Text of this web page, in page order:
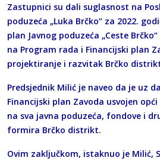
Zastupnici su dali suglasnost na
poduzeća „Luka Brčko“ za 2022.
plan Javnog poduzeća „Ceste
na Program rada i Financijski plan
projektiranje i razvitak Brčko
Predsjednik Milić je naveo da je uz
Financijski plan Zavoda usvojen
na sva javna poduzeća, fondove i
formira Brčko distrikt.
Ovim zaključkom, istaknuo je Milić,